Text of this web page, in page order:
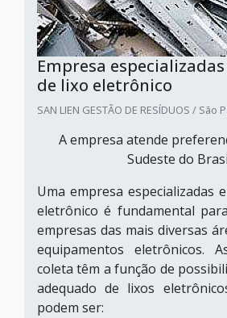
Empresa
de lixo eletrônico
SAN LIEN GESTÃO DE RESÍDUOS / São
A empresa atende
Sudeste do
Uma empresa especializadas
eletrônico é fundamental
empresas das mais diversas
equipamentos eletrônicos.
coleta têm a função de
adequado de lixos
podem ser: